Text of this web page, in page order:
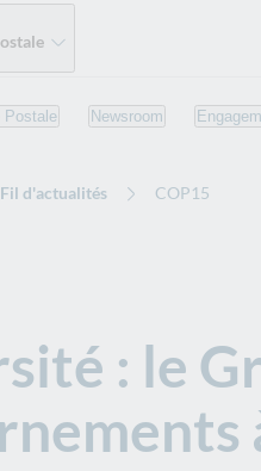
Postale Newsroom
Fil d'actualités COP15
: le